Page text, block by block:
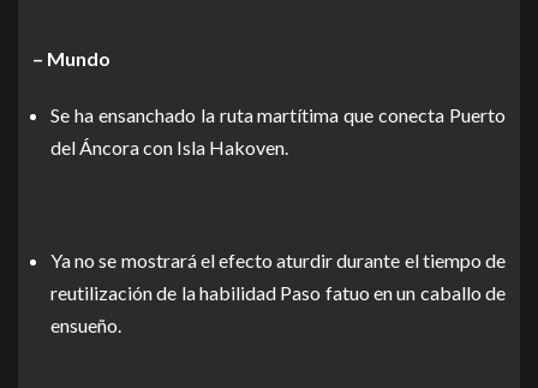
– Mundo
Se ha ensanchado la ruta martítima que conecta Puerto
del Áncora con Isla Hakoven.
Ya no se mostrará el efecto aturdir durante el tiempo de
reutilización de la habilidad Paso fatuo en un caballo de
ensueño.